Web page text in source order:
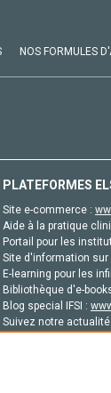
NOS FORMULES
PLATEFORMES
Site e-commerce :
Aide à la pratique
Portail pour les
Site d'information sur
E-learning pour les
Bibliothèque d'e-
Blog special IFSI :
Suivez notre